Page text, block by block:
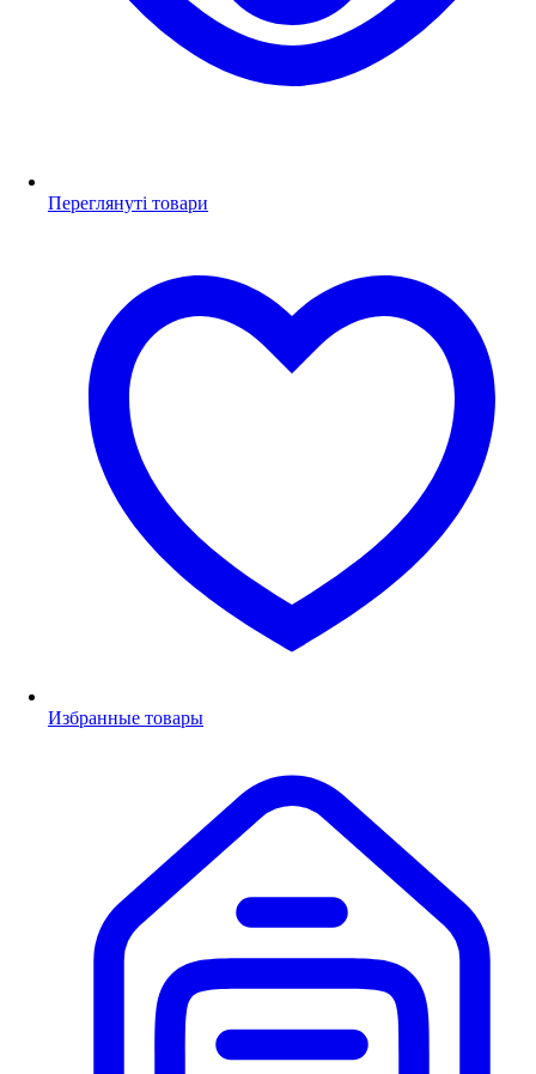
Переглянуті товари
Избранные товары